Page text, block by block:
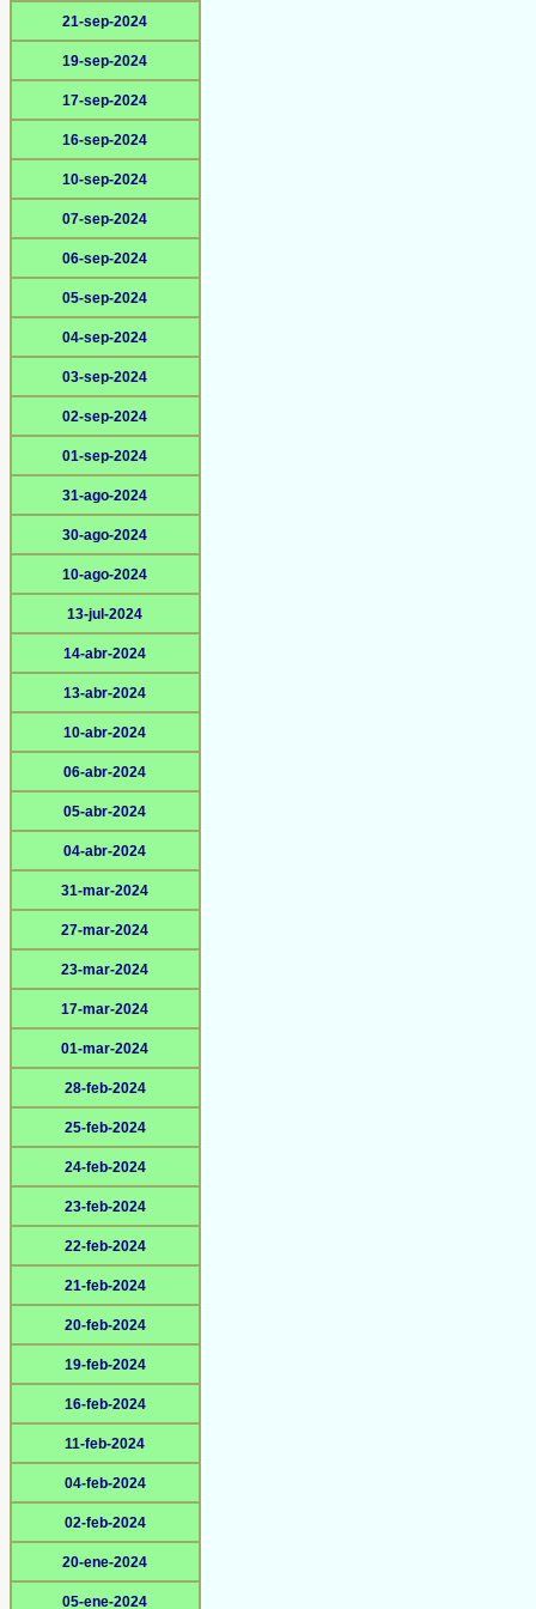
21-sep-2024
19-sep-2024
17-sep-2024
16-sep-2024
10-sep-2024
07-sep-2024
06-sep-2024
05-sep-2024
04-sep-2024
03-sep-2024
02-sep-2024
01-sep-2024
31-ago-2024
30-ago-2024
10-ago-2024
13-jul-2024
14-abr-2024
13-abr-2024
10-abr-2024
06-abr-2024
05-abr-2024
04-abr-2024
31-mar-2024
27-mar-2024
23-mar-2024
17-mar-2024
01-mar-2024
28-feb-2024
25-feb-2024
24-feb-2024
23-feb-2024
22-feb-2024
21-feb-2024
20-feb-2024
19-feb-2024
16-feb-2024
11-feb-2024
04-feb-2024
02-feb-2024
20-ene-2024
05-ene-2024